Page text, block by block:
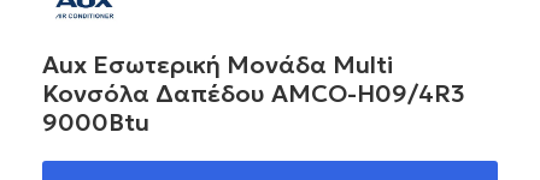
Aux Εσωτερική Μονάδα Multi
Κονσόλα Δαπέδου AMCO-H09/4R3
9000Btu